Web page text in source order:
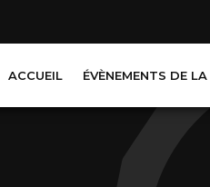
ACCUEIL ÉVÈNEMENTS DE